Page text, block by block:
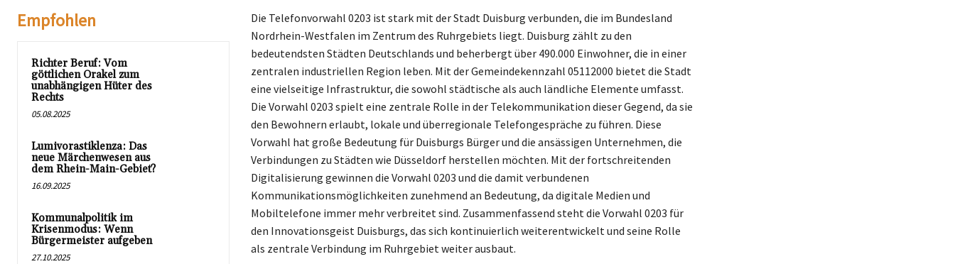
Empfohlen
Richter Beruf: Vom
göttlichen Orakel zum
unabhängigen Hüter des
Rechts
05.08.2025
Lumivorastiklenza: Das
neue Märchenwesen aus
dem Rhein-Main-Gebiet?
16.09.2025
Kommunalpolitik im
Krisenmodus: Wenn
Bürgermeister aufgeben
27.10.2025
Die Telefonvorwahl 0203 ist stark mit der Stadt Duisburg verbunden, die im Bundesland
Nordrhein-Westfalen im Zentrum des Ruhrgebiets liegt. Duisburg zählt zu den
bedeutendsten Städten Deutschlands und beherbergt über 490.000 Einwohner, die in einer
zentralen industriellen Region leben. Mit der Gemeindekennzahl 05112000 bietet die Stadt
eine vielseitige Infrastruktur, die sowohl städtische als auch ländliche Elemente umfasst.
Die Vorwahl 0203 spielt eine zentrale Rolle in der Telekommunikation dieser Gegend, da sie
den Bewohnern erlaubt, lokale und überregionale Telefongespräche zu führen. Diese
Vorwahl hat große Bedeutung für Duisburgs Bürger und die ansässigen Unternehmen, die
Verbindungen zu Städten wie Düsseldorf herstellen möchten. Mit der fortschreitenden
Digitalisierung gewinnen die Vorwahl 0203 und die damit verbundenen
Kommunikationsmöglichkeiten zunehmend an Bedeutung, da digitale Medien und
Mobiltelefone immer mehr verbreitet sind. Zusammenfassend steht die Vorwahl 0203 für
den Innovationsgeist Duisburgs, das sich kontinuierlich weiterentwickelt und seine Rolle
als zentrale Verbindung im Ruhrgebiet weiter ausbaut.